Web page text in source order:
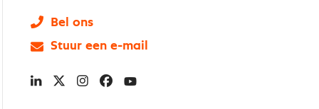
Bel ons
Stuur een e-mail
LinkedIn
X Instagram
Facebook
YouTube